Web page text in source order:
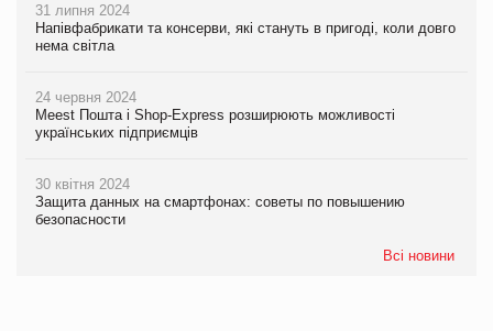
31 липня 2024
Напівфабрикати та консерви, які стануть в пригоді, коли довго
нема світла
24 червня 2024
Meest Пошта і Shop-Express розширюють можливості
українських підприємців
30 квітня 2024
Защита данных на смартфонах: советы по повышению
безопасности
Всі новини